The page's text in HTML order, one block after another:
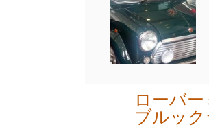
ローバ
ブルッ